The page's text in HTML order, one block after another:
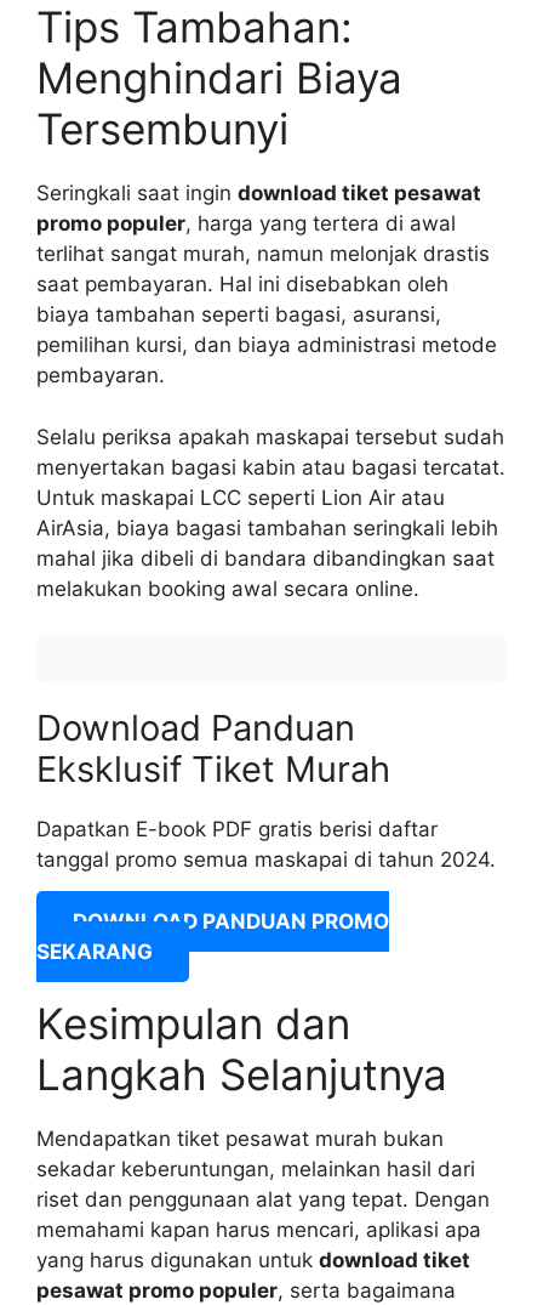
Tips Tambahan:
Menghindari Biaya
Tersembunyi
Seringkali saat ingin download tiket pesawat
promo populer, harga yang tertera di awal
terlihat sangat murah, namun melonjak drastis
saat pembayaran. Hal ini disebabkan oleh
biaya tambahan seperti bagasi, asuransi,
pemilihan kursi, dan biaya administrasi metode
pembayaran.
Selalu periksa apakah maskapai tersebut sudah
menyertakan bagasi kabin atau bagasi tercatat.
Untuk maskapai LCC seperti Lion Air atau
AirAsia, biaya bagasi tambahan seringkali lebih
mahal jika dibeli di bandara dibandingkan saat
melakukan booking awal secara online.
Download Panduan
Eksklusif Tiket Murah
Dapatkan E-book PDF gratis berisi daftar
tanggal promo semua maskapai di tahun 2024.
DOWNLOAD PANDUAN PROMO
SEKARANG
Kesimpulan dan
Langkah Selanjutnya
Mendapatkan tiket pesawat murah bukan
sekadar keberuntungan, melainkan hasil dari
riset dan penggunaan alat yang tepat. Dengan
memahami kapan harus mencari, aplikasi apa
yang harus digunakan untuk download tiket
pesawat promo populer, serta bagaimana